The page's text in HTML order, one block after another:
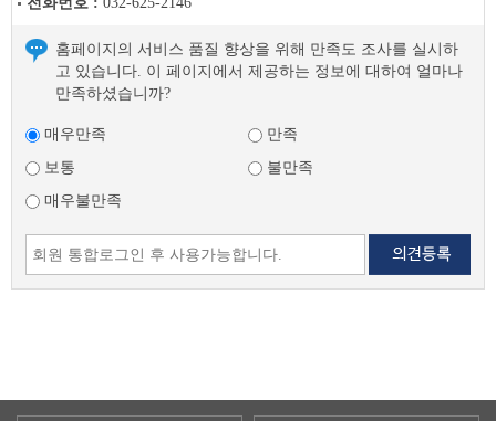
글
음
홈페이지의 서비스 품질 향상을 위해 만족도 조사를 실시하
고 있습니다. 이 페이지에서 제공하는 정보에 대하여 얼마나
만족하셨습니까?
매우만족
만족
보통
불만족
매우불만족